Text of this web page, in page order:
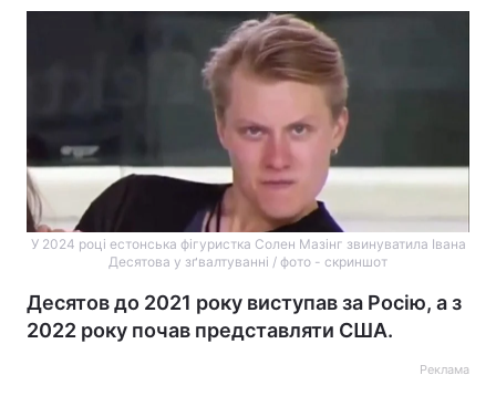
У 2024 році естонська фігуристка Солен Мазінг звинуватила Івана
Десятова у зґвалтуванні / фото - скриншот
Десятов до 2021 року виступав за Росію, а з
2022 року почав представляти США.
Реклама